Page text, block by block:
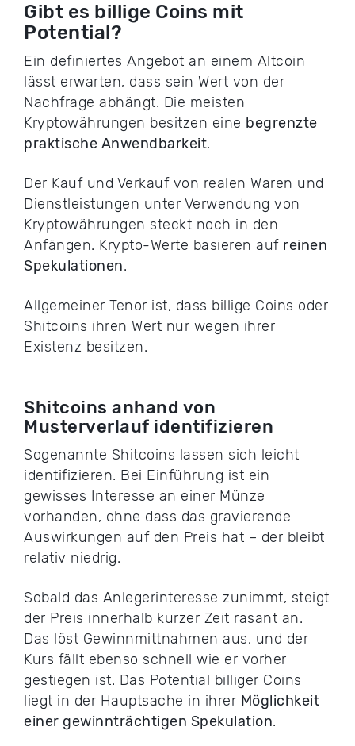
Gibt es billige Coins mit
Potential?
Ein definiertes Angebot an einem Altcoin
lässt erwarten, dass sein Wert von der
Nachfrage abhängt. Die meisten
Kryptowährungen besitzen eine begrenzte
praktische Anwendbarkeit.
Der Kauf und Verkauf von realen Waren und
Dienstleistungen unter Verwendung von
Kryptowährungen steckt noch in den
Anfängen. Krypto-Werte basieren auf reinen
Spekulationen.
Allgemeiner Tenor ist, dass billige Coins oder
Shitcoins ihren Wert nur wegen ihrer
Existenz besitzen.
Shitcoins anhand von
Musterverlauf identifizieren
Sogenannte Shitcoins lassen sich leicht
identifizieren. Bei Einführung ist ein
gewisses Interesse an einer Münze
vorhanden, ohne dass das gravierende
Auswirkungen auf den Preis hat – der bleibt
relativ niedrig.
Sobald das Anlegerinteresse zunimmt, steigt
der Preis innerhalb kurzer Zeit rasant an.
Das löst Gewinnmittnahmen aus, und der
Kurs fällt ebenso schnell wie er vorher
gestiegen ist. Das Potential billiger Coins
liegt in der Hauptsache in ihrer Möglichkeit
einer gewinnträchtigen Spekulation.